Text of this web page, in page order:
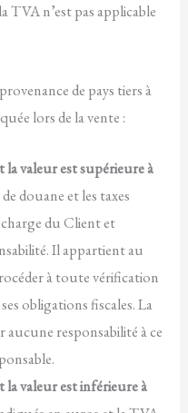
TVA n’est pas applicable
de pays tiers à
lors de la vente :
valeur est supérieure à
douane et les taxes
charge du Client et
Il appartient au
à toute vérification
obligations fiscales. La
aucune responsabilité à ce
valeur est inférieure à